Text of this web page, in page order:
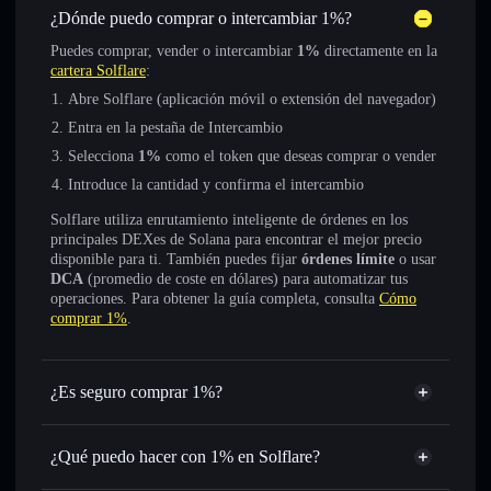
¿Dónde puedo comprar o intercambiar 1%?
Puedes comprar, vender o intercambiar 1% directamente en la
cartera Solflare:
Abre Solflare (aplicación móvil o extensión del navegador)
Entra en la pestaña de Intercambio
Selecciona 1% como el token que deseas comprar o vender
Introduce la cantidad y confirma el intercambio
Solflare utiliza enrutamiento inteligente de órdenes en los
principales DEXes de Solana para encontrar el mejor precio
disponible para ti. También puedes fijar órdenes límite o usar
DCA (promedio de coste en dólares) para automatizar tus
operaciones. Para obtener la guía completa, consulta Cómo
comprar 1%.
¿Es seguro comprar 1%?
1% no está verificado
¿Qué puedo hacer con 1% en Solflare?